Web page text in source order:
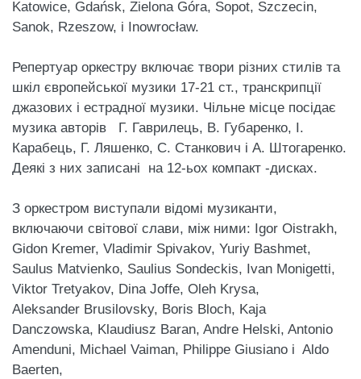
Katowice, Gdańsk, Zielona Góra, Sopot, Szczecin,
Sanok, Rzeszow, і Inowrocław.
Репертуар оркестру включає твори різних стилів та
шкіл європейської музики 17-21 ст., транскрипції
джазових і естрадної музики. Чільне місце посідає
музика авторів Г. Гаврилець, В. Губаренко, І.
Карабець, Г. Ляшенко, С. Станкович і А. Штогаренко.
Деякі з них записані на 12-ьох компакт -дисках.
З оркестром виступали відомі музиканти,
включаючи світової слави, між ними: Igor Oistrakh,
Gidon Kremer, Vladimir Spivakov, Yuriy Bashmet,
Saulus Matvienko, Saulius Sondeckis, Ivan Monigetti,
Viktor Tretyakov, Dina Joffe, Oleh Krysa,
Aleksander Brusilovsky, Boris Bloch, Kaja
Danczowska, Klaudiusz Baran, Andrе Helski, Antonio
Amenduni, Michael Vaiman, Philippe Giusiano i Aldo
Baerten,